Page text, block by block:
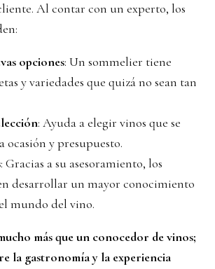
Al contar con un experto, los
opciones: Un sommelier tiene
y variedades que quizá no sean tan
: Ayuda a elegir vinos que se
ocasión y presupuesto.
: Gracias a su asesoramiento, los
desarrollar un mayor conocimiento
mundo del vino.
más que un conocedor de vinos;
la gastronomía y la experiencia